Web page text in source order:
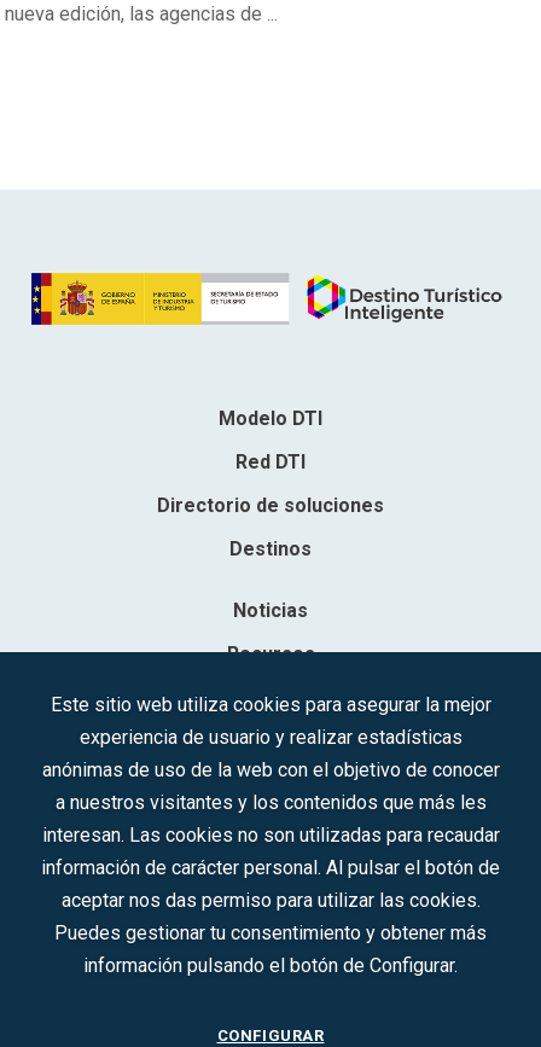
nueva edición, las agencias de ...
Modelo DTI
Red DTI
Directorio de soluciones
Destinos
Noticias
Recursos
Contacto
Sociedad Mercantil Estatal para la Gestión de la Innovación y las
C.I.F.: A-81/874.984
Síguenos en redes sociales:
CONTACTO
Este sitio web utiliza cookies para asegurar la mejor
experiencia de usuario y realizar estadísticas
anónimas de uso de la web con el objetivo de conocer
a nuestros visitantes y los contenidos que más les
interesan. Las cookies no son utilizadas para recaudar
información de carácter personal. Al pulsar el botón de
aceptar nos das permiso para utilizar las cookies.
Puedes gestionar tu consentimiento y obtener más
información pulsando el botón de Configurar.
CONFIGURAR